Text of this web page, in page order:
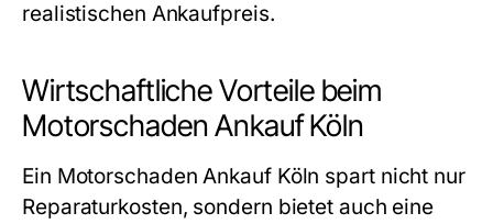
realistischen Ankaufpreis.
Wirtschaftliche Vorteile beim
Motorschaden Ankauf Köln
Ein Motorschaden Ankauf Köln spart nicht nur
Reparaturkosten, sondern bietet auch eine